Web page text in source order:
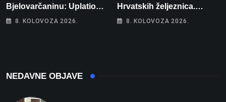
Bjelovarčaninu: Uplatio
samo 4 eura, a osvojio
8. KOLOVOZA 2026.
Hrvatskih željeznica.
Šestero osoba teško
8. KOLOVOZA 2026.
NEDAVNE OBJAVE